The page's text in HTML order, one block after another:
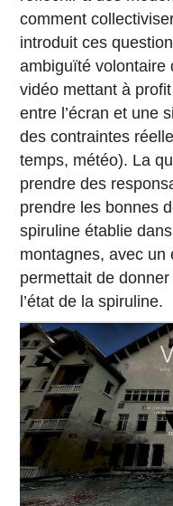
comment
introduit ces
ambiguïté volontaire
vidéo mettant à
entre l’écran et une
des contraintes
temps, météo). La
prendre des
prendre les bonnes
spiruline établie
montagnes, avec un
permettait de
l’état de la spiruline.